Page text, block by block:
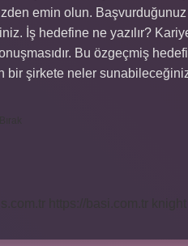
emin olun.
İş hedefine ne yazılır?
Bu özgeçmiş
bir şirkete neler